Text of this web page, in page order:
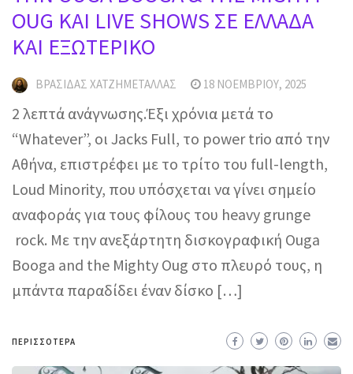
OUG ΚΑΙ LIVE SHOWS ΣΕ ΕΛΛΑΔΑ
ΚΑΙ ΕΞΩΤΕΡΙΚΟ
ΒΡΑΣΊΔΑΣ ΧΑΤΖΗΜΕΤΑΛΛΆΣ 18 ΝΟΕΜΒΡΊΟΥ, 2025
2 λεπτά ανάγνωσης.Έξι χρόνια μετά το
“Whatever”, οι Jacks Full, το power trio από την
Αθήνα, επιστρέφει με το τρίτο του full-length,
Loud Minority, που υπόσχεται να γίνει σημείο
αναφοράς για τους φίλους του heavy grunge
rock. Με την ανεξάρτητη δισκογραφική Ouga
Booga and the Mighty Oug στο πλευρό τους, η
μπάντα παραδίδει έναν δίσκο […]
ΠΕΡΙΣΣΌΤΕΡΑ